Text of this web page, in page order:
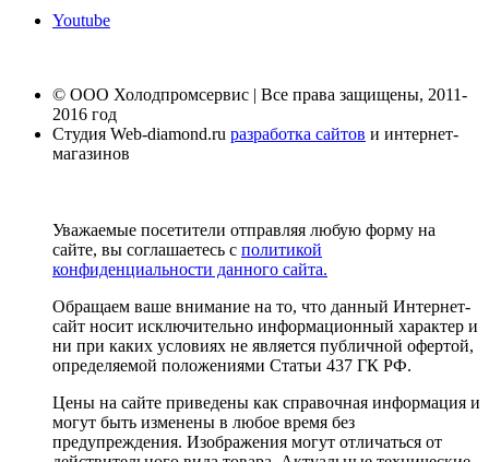
Youtube
© ООО Холодпромсервис | Все права защищены, 2011-
2016 год
Студия Web-diamond.ru разработка сайтов и интернет-
магазинов
Уважаемые посетители отправляя любую форму на
сайте, вы соглашаетесь с политикой
конфиденциальности данного сайта.
Обращаем ваше внимание на то, что данный Интернет-
сайт носит исключительно информационный характер и
ни при каких условиях не является публичной офертой,
определяемой положениями Статьи 437 ГК РФ.
Цены на сайте приведены как справочная информация и
могут быть изменены в любое время без
предупреждения. Изображения могут отличаться от